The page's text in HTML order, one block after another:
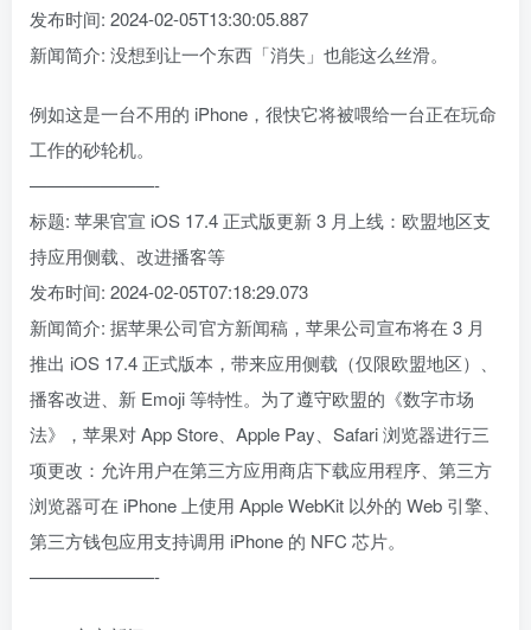
发布时间: 2024-02-05T13:30:05.887
新闻简介: 没想到让一个东西「消失」也能这么丝滑。
例如这是一台不用的 iPhone，很快它将被喂给一台正在玩命
工作的砂轮机。
———————-
标题: 苹果官宣 iOS 17.4 正式版更新 3 月上线：欧盟地区支
持应用侧载、改进播客等
发布时间: 2024-02-05T07:18:29.073
新闻简介: 据苹果公司官方新闻稿，苹果公司宣布将在 3 月
推出 iOS 17.4 正式版本，带来应用侧载（仅限欧盟地区）、
播客改进、新 Emoji 等特性。为了遵守欧盟的《数字市场
法》，苹果对 App Store、Apple Pay、Safari 浏览器进行三
项更改：允许用户在第三方应用商店下载应用程序、第三方
浏览器可在 iPhone 上使用 Apple WebKit 以外的 Web 引擎、
第三方钱包应用支持调用 iPhone 的 NFC 芯片。
———————-